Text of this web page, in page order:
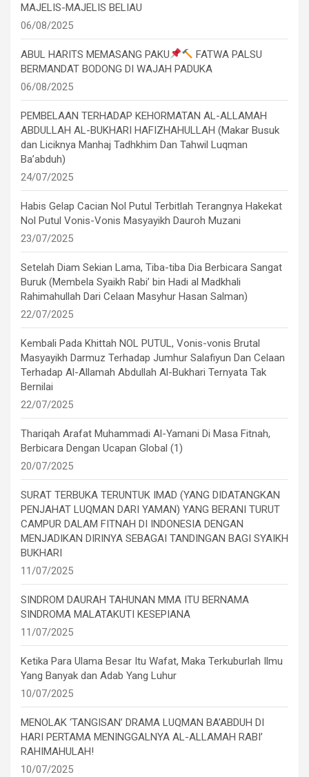
MAJELIS-MAJELIS BELIAU
06/08/2025
ABUL HARITS MEMASANG PAKU
FATWA PALSU
BERMANDAT BODONG DI WAJAH PADUKA
06/08/2025
PEMBELAAN TERHADAP KEHORMATAN AL-ALLAMAH
ABDULLAH AL-BUKHARI HAFIZHAHULLAH (Makar Busuk
dan Liciknya Manhaj Tadhkhim Dan Tahwil Luqman
Ba’abduh)
24/07/2025
Habis Gelap Cacian Nol Putul Terbitlah Terangnya Hakekat
Nol Putul Vonis-Vonis Masyayikh Dauroh Muzani
23/07/2025
Setelah Diam Sekian Lama, Tiba-tiba Dia Berbicara Sangat
Buruk (Membela Syaikh Rabi’ bin Hadi al Madkhali
Rahimahullah Dari Celaan Masyhur Hasan Salman)
22/07/2025
Kembali Pada Khittah NOL PUTUL, Vonis-vonis Brutal
Masyayikh Darmuz Terhadap Jumhur Salafiyun Dan Celaan
Terhadap Al-Allamah Abdullah Al-Bukhari Ternyata Tak
Bernilai
22/07/2025
Thariqah Arafat Muhammadi Al-Yamani Di Masa Fitnah,
Berbicara Dengan Ucapan Global (1)
20/07/2025
SURAT TERBUKA TERUNTUK IMAD (YANG DIDATANGKAN
PENJAHAT LUQMAN DARI YAMAN) YANG BERANI TURUT
CAMPUR DALAM FITNAH DI INDONESIA DENGAN
MENJADIKAN DIRINYA SEBAGAI TANDINGAN BAGI SYAIKH
BUKHARI
11/07/2025
SINDROM DAURAH TAHUNAN MMA ITU BERNAMA
SINDROMA MALATAKUTI KESEPIANA
11/07/2025
Ketika Para Ulama Besar Itu Wafat, Maka Terkuburlah Ilmu
Yang Banyak dan Adab Yang Luhur
10/07/2025
MENOLAK ‘TANGISAN’ DRAMA LUQMAN BA’ABDUH DI
HARI PERTAMA MENINGGALNYA AL-ALLAMAH RABI’
RAHIMAHULAH!
10/07/2025